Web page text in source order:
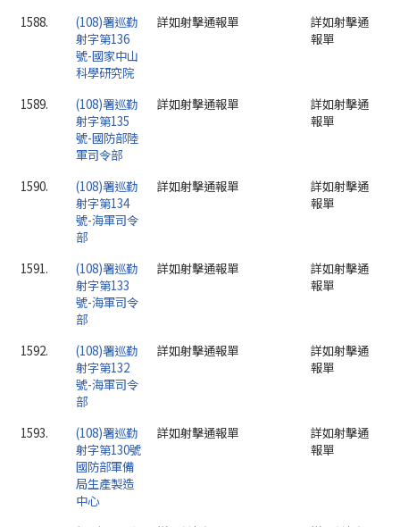
1588.
(108)署巡勤
射字第136
號-國家中山
科學研究院
詳如射擊通報單
詳如射擊通
報單
1589.
(108)署巡勤
射字第135
號-國防部陸
軍司令部
詳如射擊通報單
詳如射擊通
報單
1590.
(108)署巡勤
射字第134
號-海軍司令
部
詳如射擊通報單
詳如射擊通
報單
1591.
(108)署巡勤
射字第133
號-海軍司令
部
詳如射擊通報單
詳如射擊通
報單
1592.
(108)署巡勤
射字第132
號-海軍司令
部
詳如射擊通報單
詳如射擊通
報單
1593.
(108)署巡勤
射字第130號
國防部軍備
局生產製造
中心
詳如射擊通報單
詳如射擊通
報單